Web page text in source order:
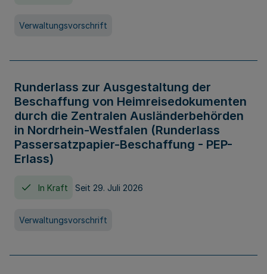
Verwaltungsvorschrift
Runderlass zur Ausgestaltung der
Beschaffung von Heimreisedokumenten
durch die Zentralen Ausländerbehörden
in Nordrhein-Westfalen (Runderlass
Passersatzpapier-Beschaffung - PEP-
Erlass)
In Kraft Seit 29. Juli 2026
Verwaltungsvorschrift